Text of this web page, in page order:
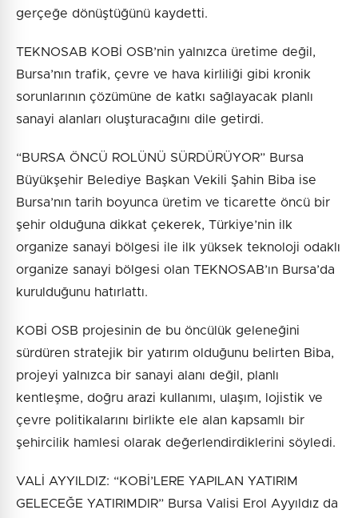
gerçeğe dönüştüğünü kaydetti.
TEKNOSAB KOBİ OSB’nin yalnızca üretime değil,
Bursa’nın trafik, çevre ve hava kirliliği gibi kronik
sorunlarının çözümüne de katkı sağlayacak planlı
sanayi alanları oluşturacağını dile getirdi.
“BURSA ÖNCÜ ROLÜNÜ SÜRDÜRÜYOR” Bursa
Büyükşehir Belediye Başkan Vekili Şahin Biba ise
Bursa’nın tarih boyunca üretim ve ticarette öncü bir
şehir olduğuna dikkat çekerek, Türkiye’nin ilk
organize sanayi bölgesi ile ilk yüksek teknoloji odaklı
organize sanayi bölgesi olan TEKNOSAB’ın Bursa’da
kurulduğunu hatırlattı.
KOBİ OSB projesinin de bu öncülük geleneğini
sürdüren stratejik bir yatırım olduğunu belirten Biba,
projeyi yalnızca bir sanayi alanı değil, planlı
kentleşme, doğru arazi kullanımı, ulaşım, lojistik ve
çevre politikalarını birlikte ele alan kapsamlı bir
şehircilik hamlesi olarak değerlendirdiklerini söyledi.
VALİ AYYILDIZ: “KOBİ’LERE YAPILAN YATIRIM
GELECEĞE YATIRIMDIR” Bursa Valisi Erol Ayyıldız da